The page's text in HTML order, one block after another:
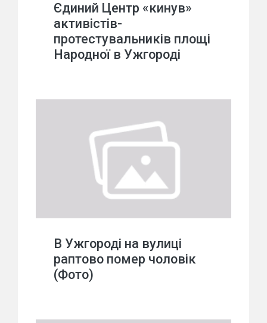
Єдиний Центр «кинув»
активістів-
протестувальників площі
Народної в Ужгороді
В Ужгороді на вулиці
раптово помер чоловік
(Фото)